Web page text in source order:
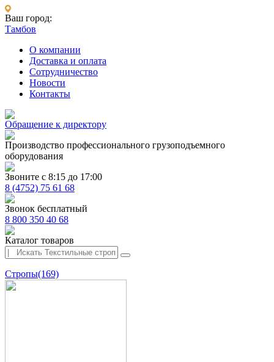
Ваш город:
Тамбов
О компании
Доставка и оплата
Сотрудничество
Новости
Контакты
Обращение к директору
Производство профессионального грузоподъемного
оборудования
Звоните с 8:15 до 17:00
8 (4752) 75 61 68
Звонок бесплатный
8 800 350 40 68
Каталог товаров
Стропы(169)